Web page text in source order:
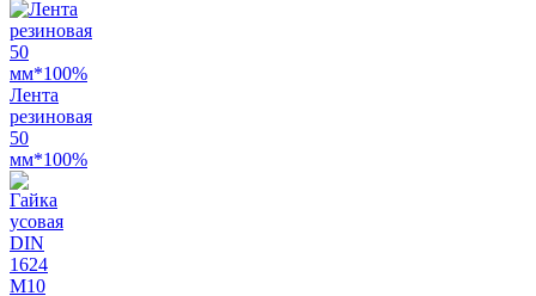
Лента
резиновая
50
мм*100%